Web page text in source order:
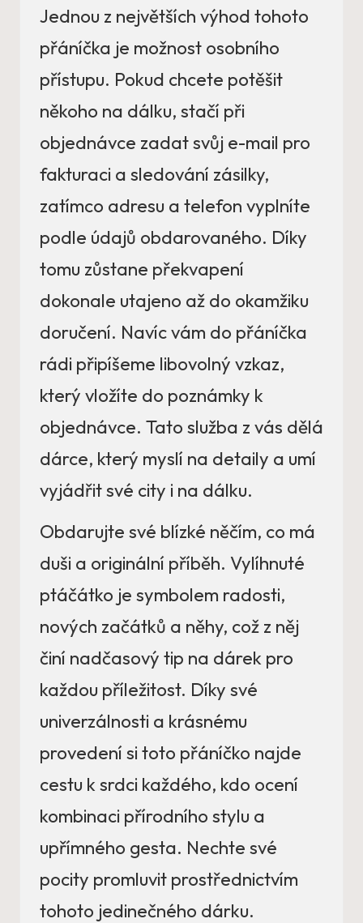
Jednou z největších výhod tohoto
přáníčka je možnost osobního
přístupu. Pokud chcete potěšit
někoho na dálku, stačí při
objednávce zadat svůj e-mail pro
fakturaci a sledování zásilky,
zatímco adresu a telefon vyplníte
podle údajů obdarovaného. Díky
tomu zůstane překvapení
dokonale utajeno až do okamžiku
doručení. Navíc vám do přáníčka
rádi připíšeme libovolný vzkaz,
který vložíte do poznámky k
objednávce. Tato služba z vás dělá
dárce, který myslí na detaily a umí
vyjádřit své city i na dálku.
Obdarujte své blízké něčím, co má
duši a originální příběh. Vylíhnuté
ptáčátko je symbolem radosti,
nových začátků a něhy, což z něj
činí nadčasový tip na dárek pro
každou příležitost. Díky své
univerzálnosti a krásnému
provedení si toto přáníčko najde
cestu k srdci každého, kdo ocení
kombinaci přírodního stylu a
upřímného gesta. Nechte své
pocity promluvit prostřednictvím
tohoto jedinečného dárku.